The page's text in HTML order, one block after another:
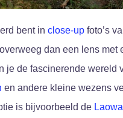
bent in close-up foto’s
dan een lens met
je de fascinerende wereld
en andere kleine wezens
is bijvoorbeeld de